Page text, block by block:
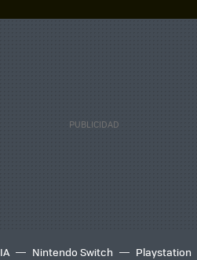
IA Nintendo Switch Playstation